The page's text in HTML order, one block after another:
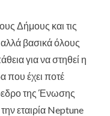
Δήμους και τις
βασικά όλους
για να στηθεί η
που έχει ποτέ
της Ένωσης
εταιρία Neptune